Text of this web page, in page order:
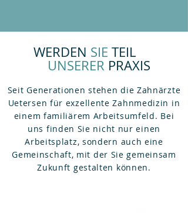
WERDEN SIE TEIL
UNSERER PRAXIS
Seit Generationen stehen die Zahnärzte
Uetersen für exzellente Zahnmedizin in
einem familiärem Arbeitsumfeld. Bei
uns finden Sie nicht nur einen
Arbeitsplatz, sondern auch eine
Gemeinschaft, mit der Sie gemeinsam
Zukunft gestalten können.